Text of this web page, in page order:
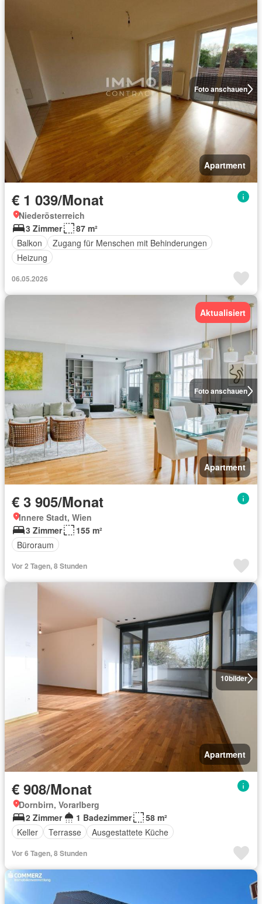
Foto anschauen
Apartment
€ 1 039/Monat
Niederösterreich
3 Zimmer
87 m²
Balkon
Zugang für Menschen mit Behinderungen
Heizung
06.05.2026
Foto anschauen
Aktualisiert
Apartment
€ 3 905/Monat
Innere Stadt, Wien
3 Zimmer
155 m²
Büroraum
Vor 2 Tagen, 8 Stunden
10bilder
Apartment
€ 908/Monat
Dornbirn, Vorarlberg
2 Zimmer
1 Badezimmer
58 m²
Keller
Terrasse Ausgestattete Küche
Vor 6 Tagen, 8 Stunden